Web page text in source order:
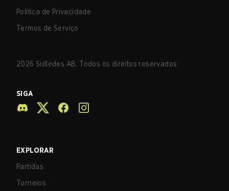
Política de Privacidade
Termos de Serviço
2026 Sidledes AB. Todos os direitos reservados.
SIGA
EXPLORAR
Partidas
Torneios